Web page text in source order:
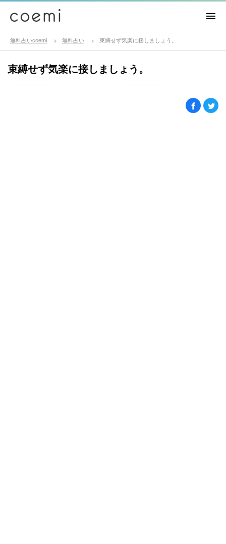
無料占いcoemi 無料占い 束縛せず気楽に接しましょう。
束縛せず気楽に接しましょう。